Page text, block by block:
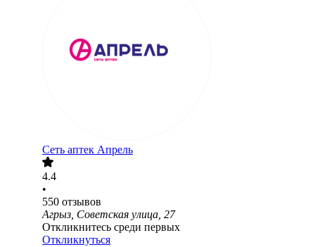
Сеть аптек Апрель
4.4
•
550 отзывов
Агрыз, Советская улица, 27
Откликнитесь среди первых
Откликнуться